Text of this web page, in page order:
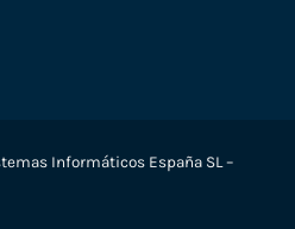
Informáticos España SL –